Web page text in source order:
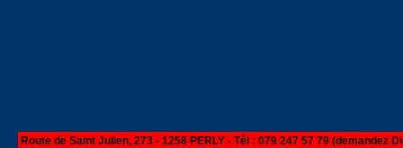
Route de Saint Julien, 273 - 1258 PERLY - Tél : 079 247 57 79 (demandez